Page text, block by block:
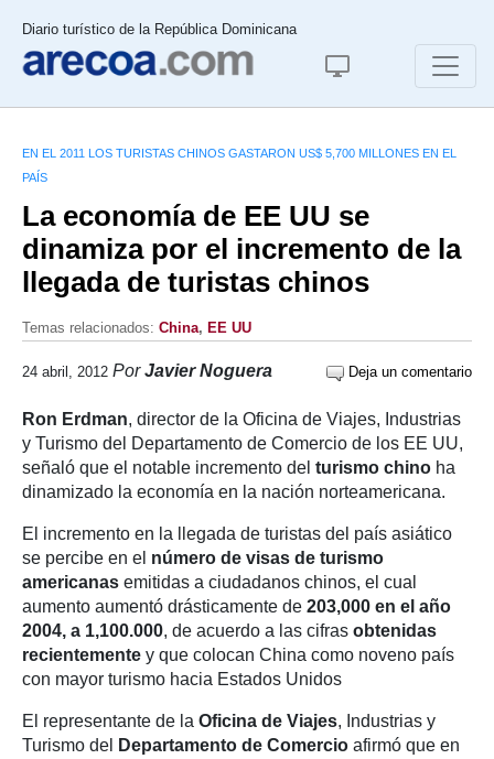
Diario turístico de la República Dominicana
EN EL 2011 LOS TURISTAS CHINOS GASTARON US$ 5,700 MILLONES EN EL
PAÍS
La economía de EE UU se
dinamiza por el incremento de la
llegada de turistas chinos
Temas relacionados: China, EE UU
24 abril, 2012 PorJavier Noguera Deja un comentario
Ron Erdman, director de la Oficina de Viajes, Industrias
y Turismo del Departamento de Comercio de los EE UU,
señaló que el notable incremento del turismo chino ha
dinamizado la economía en la nación norteamericana.
El incremento en la llegada de turistas del país asiático
se percibe en el número de visas de turismo
americanas emitidas a ciudadanos chinos, el cual
aumento aumentó drásticamente de 203,000 en el año
2004, a 1,100.000, de acuerdo a las cifras obtenidas
recientemente y que colocan China como noveno país
con mayor turismo hacia Estados Unidos
El representante de la Oficina de Viajes, Industrias y
Turismo del
Departamento de Comercio afirmó que en